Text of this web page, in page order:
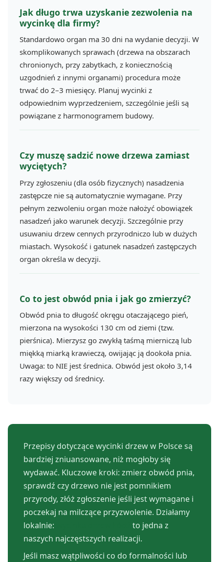
Jak długo trwa uzyskanie zezwolenia na
wycinkę dla firmy?
Standardowo organ ma 30 dni na wydanie decyzji. W
skomplikowanych sprawach (drzewa na obszarach
chronionych, przy zabytkach, z koniecznością
uzgodnień z innymi organami) procedura może
trwać do 2–3 miesięcy. Planuj wycinki z
odpowiednim wyprzedzeniem, szczególnie jeśli są
powiązane z harmonogramem budowy.
Czy muszę sadzić nowe drzewa zamiast
wyciętych?
Przy zgłoszeniu (dla osób fizycznych) nasadzenia
zastępcze nie są automatycznie wymagane. Przy
pełnym zezwoleniu organ może nałożyć obowiązek
nasadzeń jako warunek decyzji. Szczególnie przy
usuwaniu drzew cennych przyrodniczo lub w dużych
miastach. Wysokość i gatunek nasadzeń zastępczych
organ określa w decyzji.
Co to jest obwód pnia i jak go zmierzyć?
Obwód pnia to długość okręgu otaczającego pień,
mierzona na wysokości 130 cm od ziemi (tzw.
pierśnica). Mierzysz go zwykłą taśmą mierniczą lub
miękką miarką krawieczą, owijając ją dookoła pnia.
Uwaga: to NIE jest średnica. Obwód jest około 3,14
razy większy od średnicy.
Przepisy dotyczące wycinki drzew w Polsce są
bardziej zniuansowane, niż mogłoby się
wydawać. Kluczowe kroki: zmierz obwód pnia,
sprawdź czy drzewo nie jest pomnikiem
przyrody, złóż zgłoszenie jeśli jest wymagane i
poczekaj na milczące przyzwolenie. Działamy
lokalnie:
to jedna z
naszych najczęstszych realizacji.
Jeśli masz wątpliwości co do formalności lub